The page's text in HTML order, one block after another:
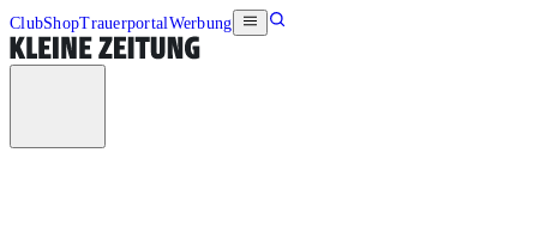
ClubShopTrauerportalWerbung